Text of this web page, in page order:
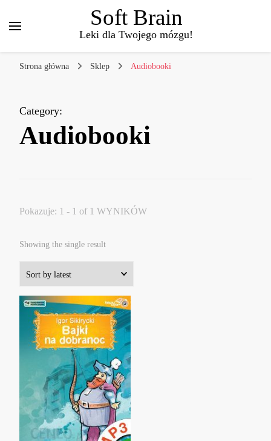
Soft Brain
Leki dla Twojego mózgu!
Strona główna Sklep Audiobooki
Category:
Audiobooki
Pokazuje: 1 - 1 of 1 WYNIKÓW
Showing the single result